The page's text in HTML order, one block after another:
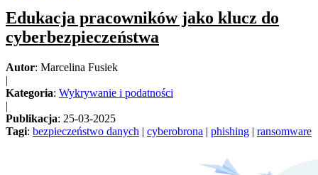
Edukacja pracowników jako klucz do
cyberbezpieczeństwa
Autor: Marcelina Fusiek
|
Kategoria: Wykrywanie i podatności
|
Publikacja: 25-03-2025
Tagi: bezpieczeństwo danych | cyberobrona | phishing | ransomware